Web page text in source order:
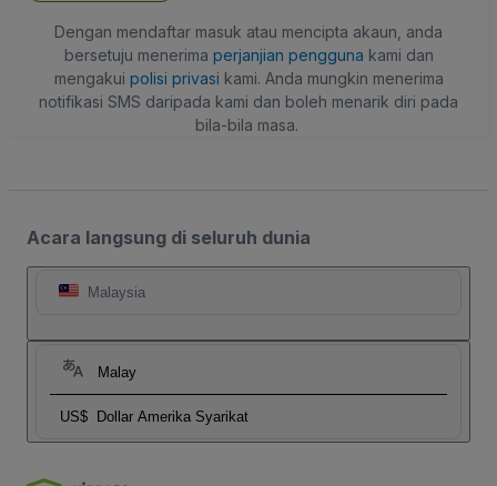
Dengan mendaftar masuk atau mencipta akaun, anda
bersetuju menerima perjanjian pengguna kami dan
mengakui polisi privasi kami. Anda mungkin menerima
notifikasi SMS daripada kami dan boleh menarik diri pada
bila-bila masa.
Acara langsung di seluruh dunia
Malaysia
Malay
US$ Dollar Amerika Syarikat